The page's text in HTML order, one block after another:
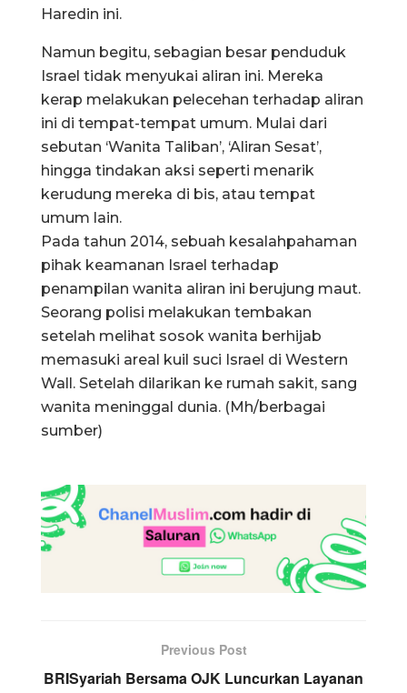
Haredin ini.
Namun begitu, sebagian besar penduduk
Israel tidak menyukai aliran ini. Mereka
kerap melakukan pelecehan terhadap aliran
ini di tempat-tempat umum. Mulai dari
sebutan ‘Wanita Taliban’, ‘Aliran Sesat’,
hingga tindakan aksi seperti menarik
kerudung mereka di bis, atau tempat
umum lain.
Pada tahun 2014, sebuah kesalahpahaman
pihak keamanan Israel terhadap
penampilan wanita aliran ini berujung maut.
Seorang polisi melakukan tembakan
setelah melihat sosok wanita berhijab
memasuki areal kuil suci Israel di Western
Wall. Setelah dilarikan ke rumah sakit, sang
wanita meninggal dunia. (Mh/berbagai
sumber)
Previous Post
BRISyariah Bersama OJK Luncurkan Layanan